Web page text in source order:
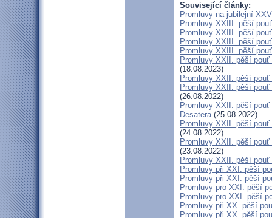
Související články:
Promluvy na jubilejní
Promluvy XXIII. pěší
Promluvy XXIII. pěší
Promluvy XXIII. pěší
Promluvy XXIII. pěší
Promluvy XXII. pěší
(18.08.2023)
Promluvy XXII. pěší pouť
Promluvy XXII. pěší pouť
(26.08.2022)
Promluvy XXII. pěší
Desatera(25.08.2022)
Promluvy XXII. pěší pouť
(24.08.2022)
Promluvy XXII. pěší pouť
(23.08.2022)
Promluvy XXII. pěší pouť
Promluvy při XXI. pěší
Promluvy při XXI. pěší
Promluvy pro XXI. pěší
Promluvy pro XXI. pěší
Promluvy při XX. pěší
Promluvy při XX. pěší